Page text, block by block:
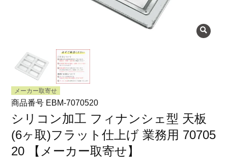
プライバシーポリシー
特定商取引法に関する表示
メーカー取寄せ
商品番号 EBM-7070520
シリコン加工 フィナンシェ型 天板
(6ヶ取)フラット仕上げ 業務用 70705
20 【メーカー取寄せ】